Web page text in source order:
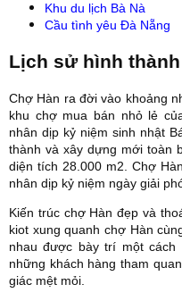
Khu du lịch Bà Nà
Cầu tình yêu Đà Nẵng
Lịch sử hình
Chợ Hàn ra đời vào khoảng
khu chợ mua bán nhỏ lẻ
nhân dịp kỷ niệm sinh nhật
thành và xây dựng mới toàn
diện tích 28.000 m2. Chợ
nhân dịp kỷ niệm ngày giải
Kiến trúc chợ Hàn đẹp và
kiot xung quanh chợ Hàn
nhau được bày trí một cách
những khách hàng tham
giác mệt mỏi.